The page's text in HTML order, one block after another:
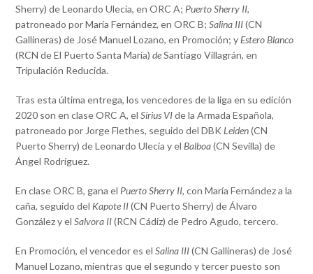
Sherry) de Leonardo Ulecia, en ORC A; Puerto Sherry II,
patroneado por María Fernández, en ORC B;Salina III(CN
Gallineras) de José Manuel Lozano, en Promoción; y Estero Blanco
(RCN de El Puerto Santa María)deSantiago Villagrán, en
Tripulación Reducida.
Tras esta última entrega, los vencedores de la liga en su edición
2020 son en clase ORC A, elSirius VIde la Armada Española,
patroneado por Jorge Flethes, seguido del DBK Leiden(CN
Puerto Sherry) de Leonardo Ulecia y el Balboa(CN Sevilla) de
Ángel Rodríguez.
En clase ORC B, gana el Puerto Sherry II, con María Fernández a la
caña, seguido del Kapote II(CN Puerto Sherry) de Álvaro
González y elSalvora II(RCN Cádiz) de Pedro Agudo, tercero.
En Promoción, el vencedor es elSalina III(CN Gallineras) de José
Manuel Lozano,mientras que el segundo y tercer puesto son